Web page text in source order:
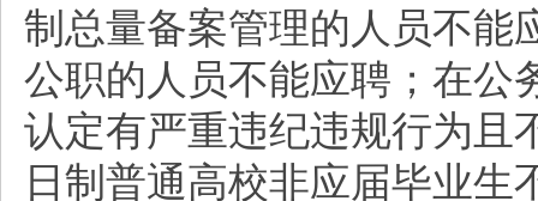
制总量备案管理的人员不能
公职的人员不能应聘；在公
认定有严重违纪违规行为且
日制普通高校非应届毕业